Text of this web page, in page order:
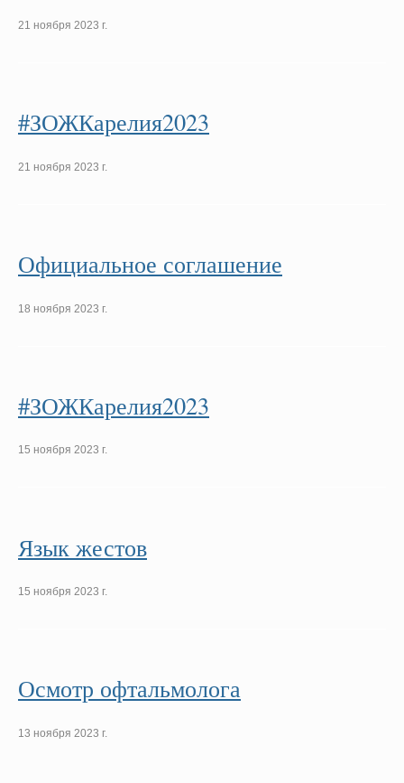
21 ноября 2023 г.
#ЗОЖКарелия2023
21 ноября 2023 г.
Официальное соглашение
18 ноября 2023 г.
#ЗОЖКарелия2023
15 ноября 2023 г.
Язык жестов
15 ноября 2023 г.
Осмотр офтальмолога
13 ноября 2023 г.